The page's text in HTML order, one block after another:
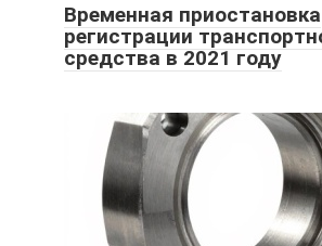
Временная приостановка
регистрации
средства в 2021 году